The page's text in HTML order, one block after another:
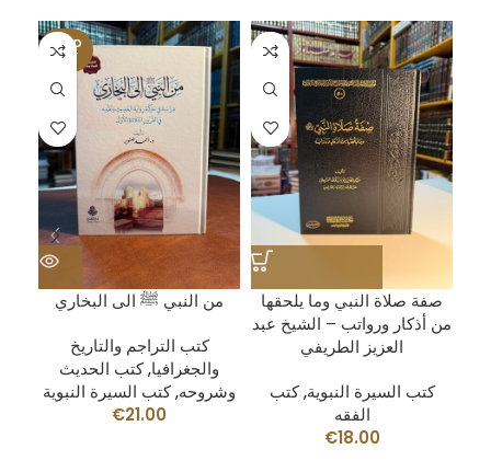
SOLD
OUT
من النبي ﷺ الى البخاري
كتب التراجم والتاريخ
والجغرافيا,كتب الحديث
وشروحه,كتب السيرة النبوية
€21.00
صفة صلاة النبي وما يلحقها
من أذكار ورواتب – الشيخ عبد
العزيز الطريفي
كتب السيرة النبوية,كتب
الفقه
€18.00